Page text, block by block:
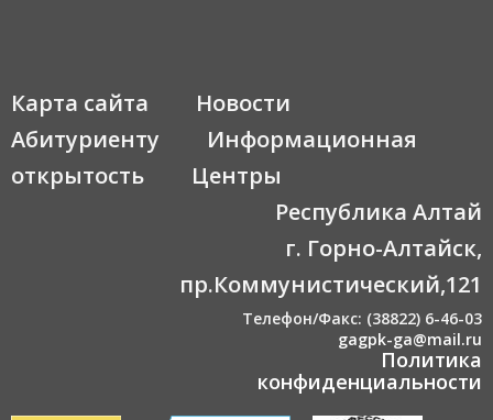
Карта сайта
Новости
Абитуриенту
Информационная
открытость
Центры
Республика Алтай
г. Горно-Алтайск,
пр.Коммунистический,121
Телефон/Факс: (38822) 6-46-03
gagpk-ga@mail.ru
Политика
конфиденциальности